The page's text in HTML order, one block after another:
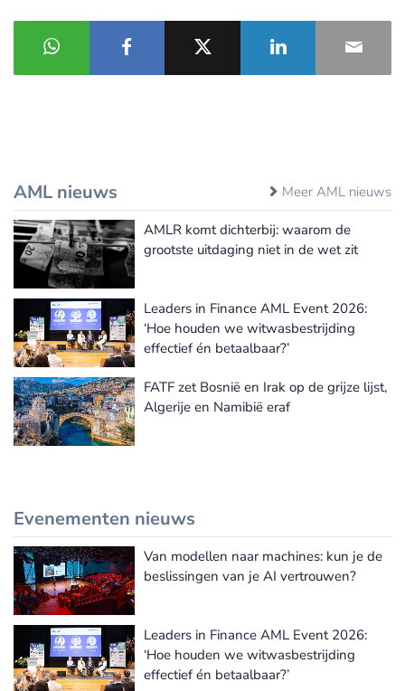
AML nieuws Meer AML nieuws
AMLR komt dichterbij: waarom de
grootste uitdaging niet in de wet zit
Leaders in Finance AML Event 2026:
‘Hoe houden we witwasbestrijding
effectief én betaalbaar?’
FATF zet Bosnië en Irak op de grijze lijst,
Algerije en Namibië eraf
Evenementen nieuws
Meer Evenementen nieuws
Van modellen naar machines: kun je de
beslissingen van je AI vertrouwen?
Leaders in Finance AML Event 2026:
‘Hoe houden we witwasbestrijding
effectief én betaalbaar?’